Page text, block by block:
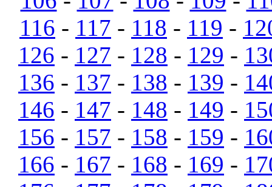
116 - 117 - 118 - 119 -
126 - 127 - 128 - 129 -
136 - 137 - 138 - 139 -
146 - 147 - 148 - 149 -
156 - 157 - 158 - 159 -
166 - 167 - 168 - 169 -